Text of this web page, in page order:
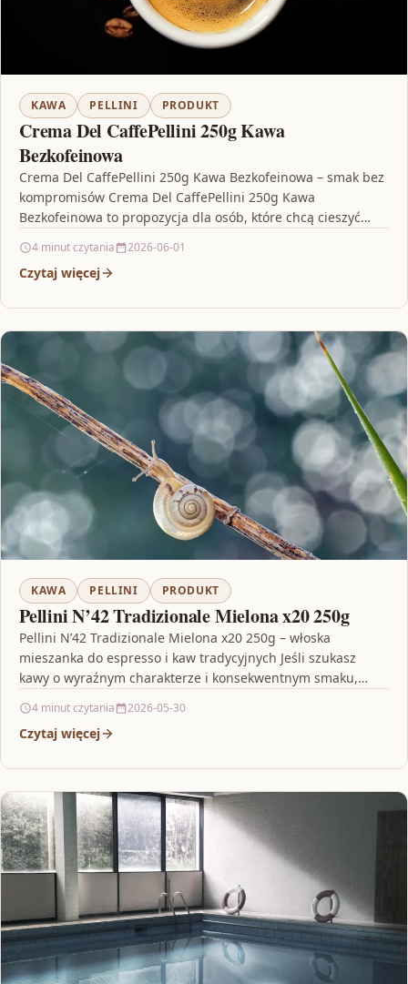
KAWA PELLINI PRODUKT
Crema Del CaffePellini 250g Kawa
Bezkofeinowa
Crema Del CaffePellini 250g Kawa Bezkofeinowa – smak bez
kompromisów Crema Del CaffePellini 250g Kawa
Bezkofeinowa to propozycja dla osób, które chcą cieszyć
4 minut czytania 2026-06-01
Czytaj więcej
KAWA PELLINI PRODUKT
Pellini N’42 Tradizionale Mielona x20 250g
Pellini N’42 Tradizionale Mielona x20 250g – włoska
mieszanka do espresso i kaw tradycyjnych Jeśli szukasz
kawy o wyraźnym charakterze i konsekwentnym smaku,
4 minut czytania 2026-05-30
Czytaj więcej